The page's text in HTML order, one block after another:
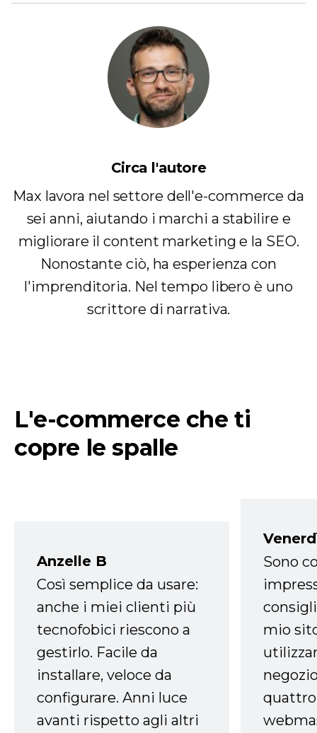
Circa l'autore
Max lavora nel settore dell'e-commerce da
sei anni, aiutando i marchi a stabilire e
migliorare il content marketing e la SEO.
Nonostante ciò, ha esperienza con
l'imprenditoria. Nel tempo libero è uno
scrittore di narrativa.
L'e-commerce che ti
copre le spalle
Anzelle B
Così semplice da usare:
anche i miei clienti più
tecnofobici riescono a
gestirlo. Facile da
installare, veloce da
configurare. Anni luce
avanti rispetto agli altri
Sono
mio